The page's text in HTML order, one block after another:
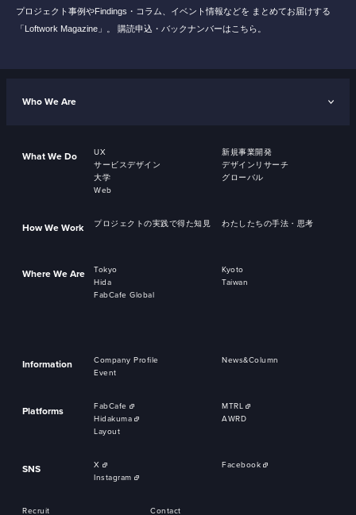
プロジェクト事例やFindings・コラム、イベント情報などを まとめてお届けする
「Loftwork Magazine」。
購読申込・バックナンバーはこちら。
Who We Are
What We Do UX
新規事業開発
サービスデザイン
デザインリサーチ
大学
グローバル
Web
How We Work プロジェクトの実践で得た知見 わたしたちの手法・思考
Where We Are Tokyo
Kyoto
Hida
Taiwan
FabCafe Global
Information Company Profile
News&Column
Event
Platforms FabCafe
MTRL
Hidakuma
AWRD
Layout
SNS X
Facebook
Instagram
Recruit Contact